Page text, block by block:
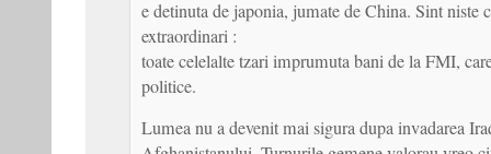
e detinuta de japonia, jumate de China. Sint niste
extraordinari :
toate celelalte tzari imprumuta bani de la FMI,
politice.
Lumea nu a devenit mai sigura dupa invadarea